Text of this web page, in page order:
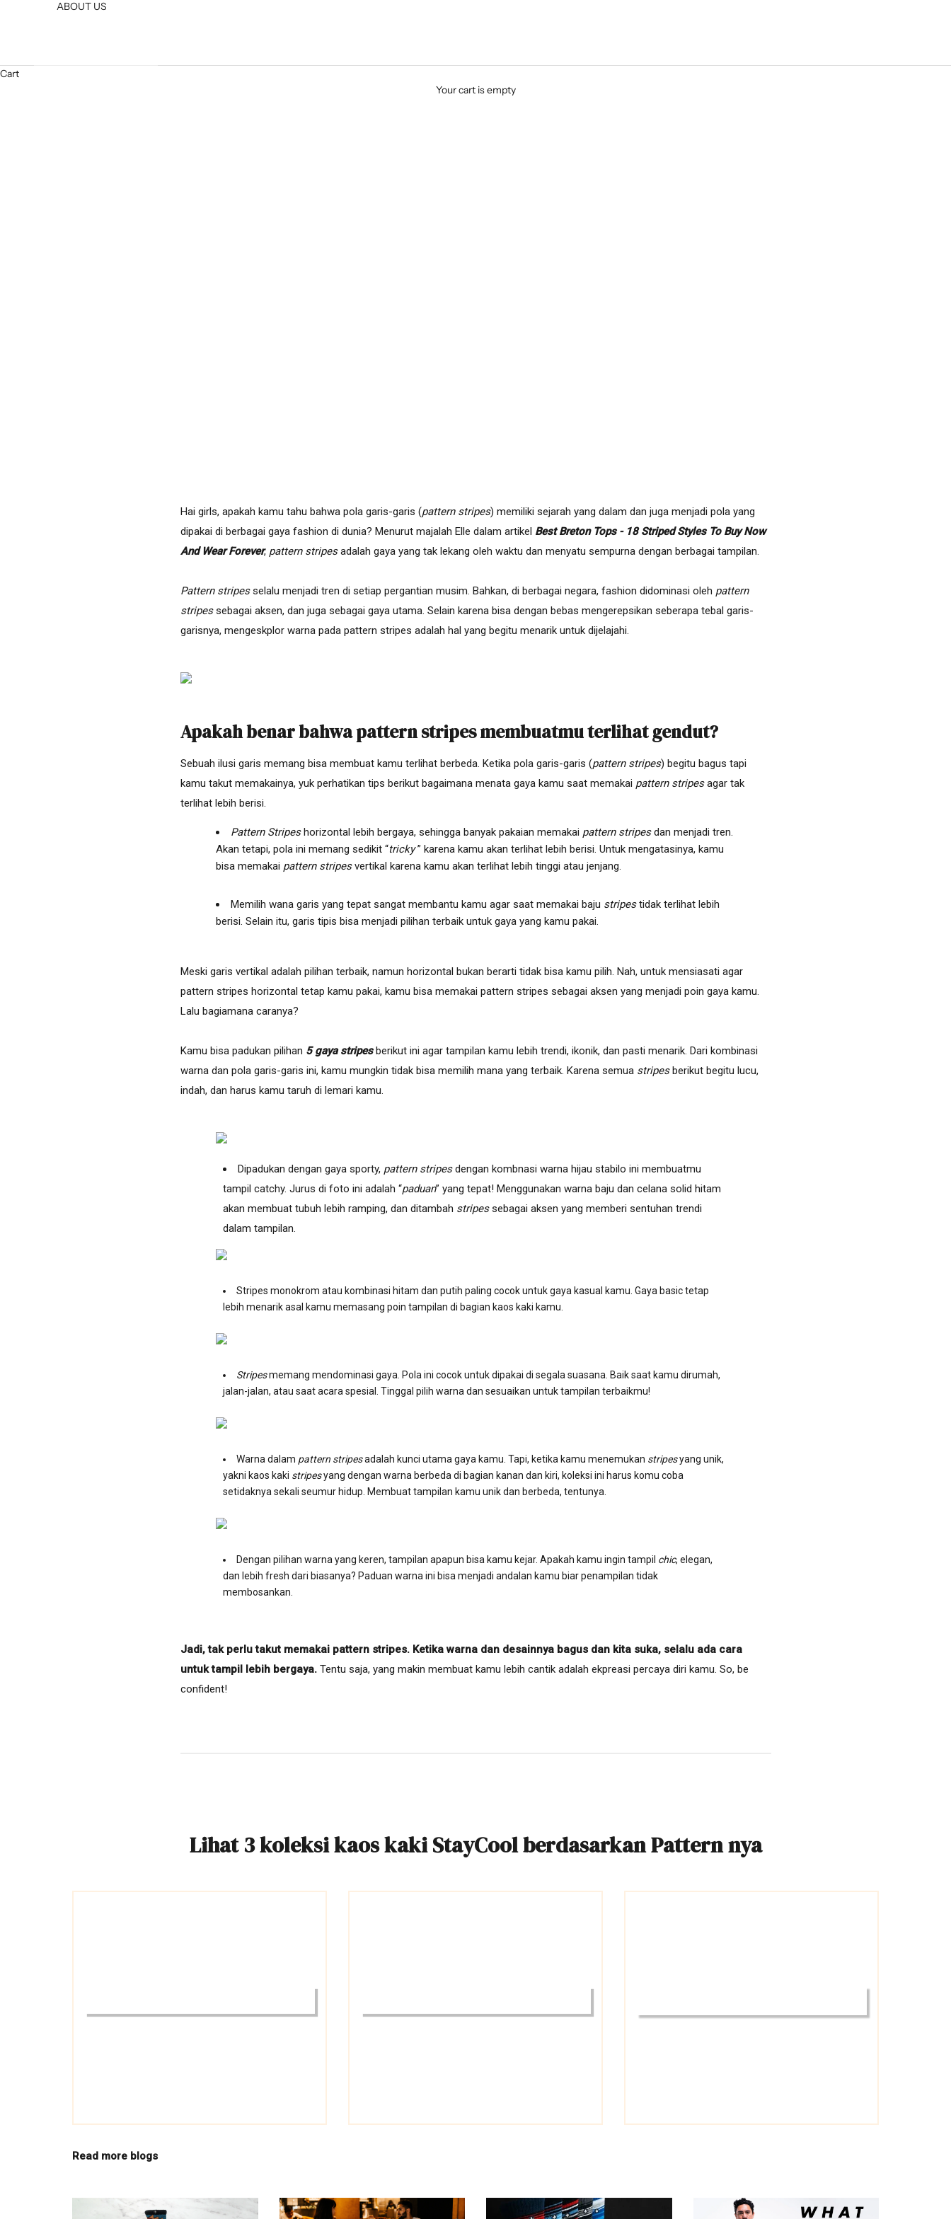
ABOUT US
Cart
Your cart is empty
Hai girls, apakah kamu tahu bahwa pola garis-garis (pattern stripes) memiliki sejarah yang dalam dan juga menjadi pola yang
dipakai di berbagai gaya fashion di dunia? Menurut majalah Elle dalam artikel Best Breton Tops - 18 Striped Styles To Buy Now
And Wear Forever, pattern stripesadalah gaya yang tak lekang oleh waktu dan menyatu sempurna dengan berbagai tampilan.
Pattern stripesselalu menjadi tren di setiap pergantian musim. Bahkan, di berbagai negara, fashion didominasi oleh pattern
stripessebagai aksen, dan juga sebagai gaya utama. Selain karena bisa dengan bebas mengerepsikan seberapa tebal garis-
garisnya, mengeskplor warna pada pattern stripes adalah hal yang begitu menarik untuk dijelajahi.
Apakah benar bahwa pattern stripes membuatmu terlihat gendut?
Sebuah ilusi garis memang bisa membuat kamu terlihat berbeda. Ketika pola garis-garis (pattern stripes) begitu bagus tapi
kamu takut memakainya, yuk perhatikan tips berikut bagaimana menata gaya kamu saat memakai pattern stripesagar tak
terlihat lebih berisi.
Pattern Stripeshorizontal lebih bergaya, sehingga banyak pakaian memakai pattern stripesdan menjadi tren.
Akan tetapi, pola ini memang sedikit “tricky” karena kamu akan terlihat lebih berisi. Untuk mengatasinya, kamu
bisa memakai pattern stripesvertikal karena kamu akan terlihat lebih tinggi atau jenjang.
Memilih wana garis yang tepat sangat membantu kamu agar saat memakai baju stripestidak terlihat lebih
berisi. Selain itu, garis tipis bisa menjadi pilihan terbaik untuk gaya yang kamu pakai.
Meski garis vertikal adalah pilihan terbaik, namun horizontal bukan berarti tidak bisa kamu pilih. Nah, untuk mensiasati agar
pattern stripes horizontal tetap kamu pakai, kamu bisa memakai pattern stripes sebagai aksen yang menjadi poin gaya kamu.
Lalu bagiamana caranya?
Kamu bisa padukan pilihan 5 gaya stripesberikut ini agar tampilan kamu lebih trendi, ikonik, dan pasti menarik. Dari kombinasi
warna dan pola garis-garis ini, kamu mungkin tidak bisa memilih mana yang terbaik. Karena semua stripesberikut begitu lucu,
indah, dan harus kamu taruh di lemari kamu.
Dipadukan dengan gaya sporty, pattern stripesdengan kombnasi warna hijau stabilo ini membuatmu
tampil catchy. Jurus di foto ini adalah “paduan” yang tepat! Menggunakan warna baju dan celana solid hitam
akan membuat tubuh lebih ramping, dan ditambah stripessebagai aksen yang memberi sentuhan trendi
dalam tampilan.
Stripes monokrom atau kombinasi hitam dan putih paling cocok untuk gaya kasual kamu. Gaya basic tetap
lebih menarik asal kamu memasang poin tampilan di bagian kaos kaki kamu.
Stripesmemang mendominasi gaya. Pola ini cocok untuk dipakai di segala suasana. Baik saat kamu dirumah,
jalan-jalan, atau saat acara spesial. Tinggal pilih warna dan sesuaikan untuk tampilan terbaikmu!
Warna dalam pattern stripesadalah kunci utama gaya kamu. Tapi, ketika kamu menemukan stripesyang unik,
yakni kaos kaki stripesyang dengan warna berbeda di bagian kanan dan kiri, koleksi ini harus komu coba
setidaknya sekali seumur hidup. Membuat tampilan kamu unik dan berbeda, tentunya.
Dengan pilihan warna yang keren, tampilan apapun bisa kamu kejar. Apakah kamu ingin tampil chic, elegan,
dan lebih fresh dari biasanya? Paduan warna ini bisa menjadi andalan kamu biar penampilan tidak
membosankan.
Jadi, tak perlu takut memakai pattern stripes. Ketika warna dan desainnya bagus dan kita suka, selalu ada cara
untuk tampil lebih bergaya.Tentu saja, yang makin membuat kamu lebih cantik adalah ekpreasi percaya diri kamu. So, be
confident!
Lihat 3 koleksi kaos kaki StayCool berdasarkan Pattern nya
Read more blogs